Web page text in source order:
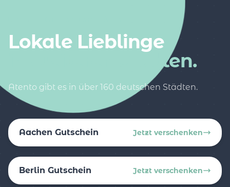
Lokale Lieblinge
in weiteren Städten.
Atento gibt es in über 160 deutschen Städten.
Aachen Gutschein Jetzt verschenken
Berlin Gutschein Jetzt verschenken